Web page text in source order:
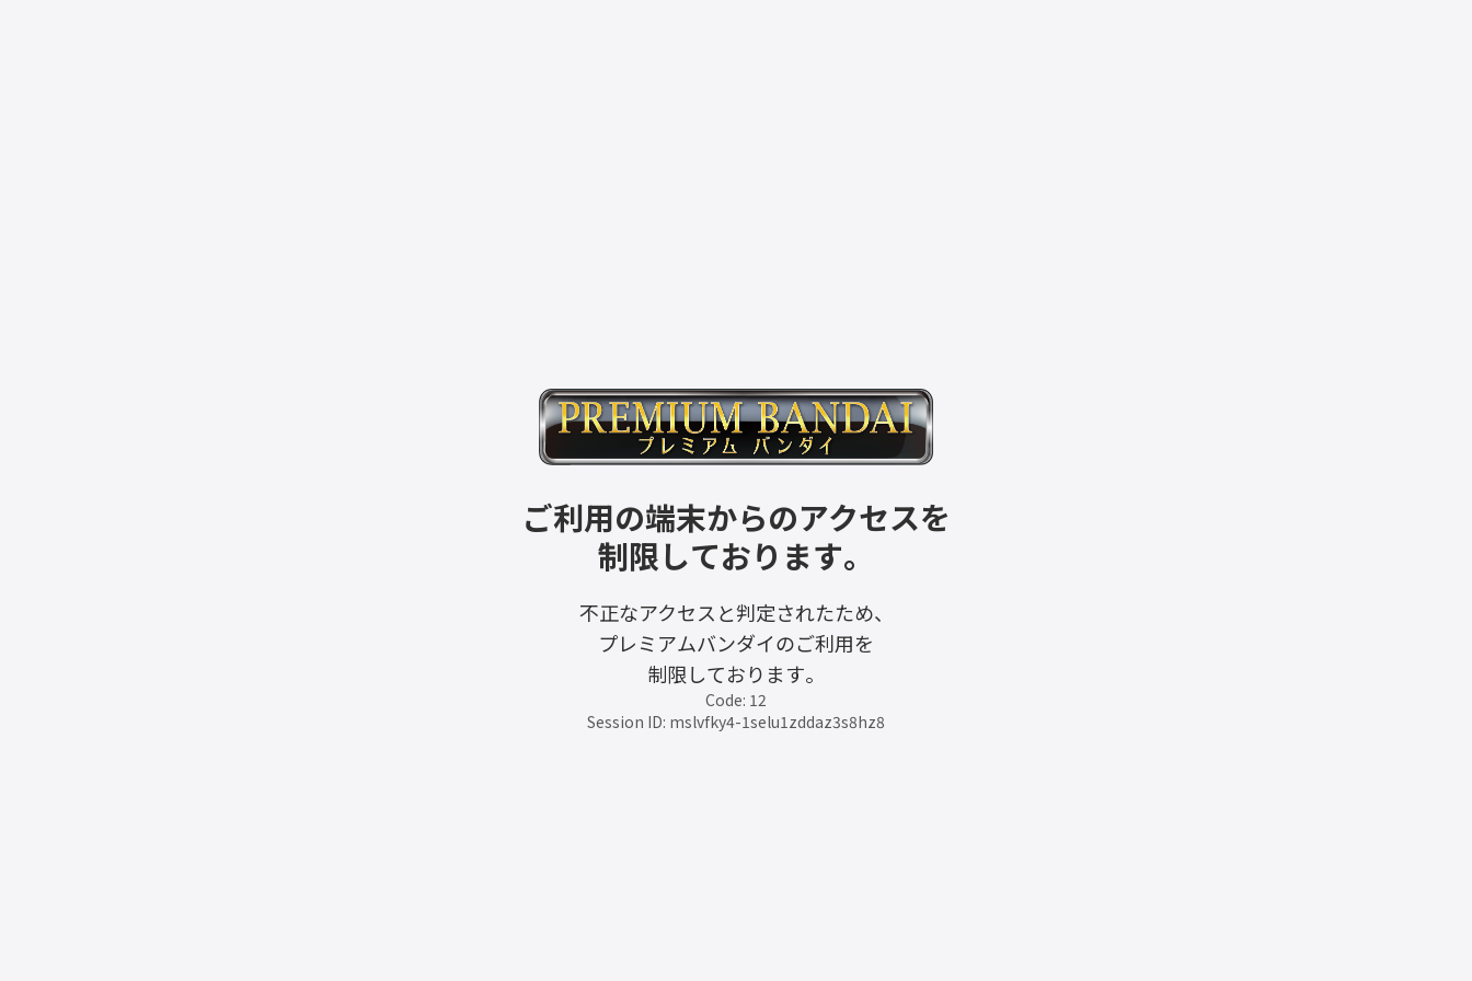
ご利用の端末からのアクセスを
制限しております。
不正なアクセスと判定されたため、
プレミアムバンダイのご利用を
制限しております。
Code: 12
Session ID: mslvfky4-1selu1zddaz3s8hz8